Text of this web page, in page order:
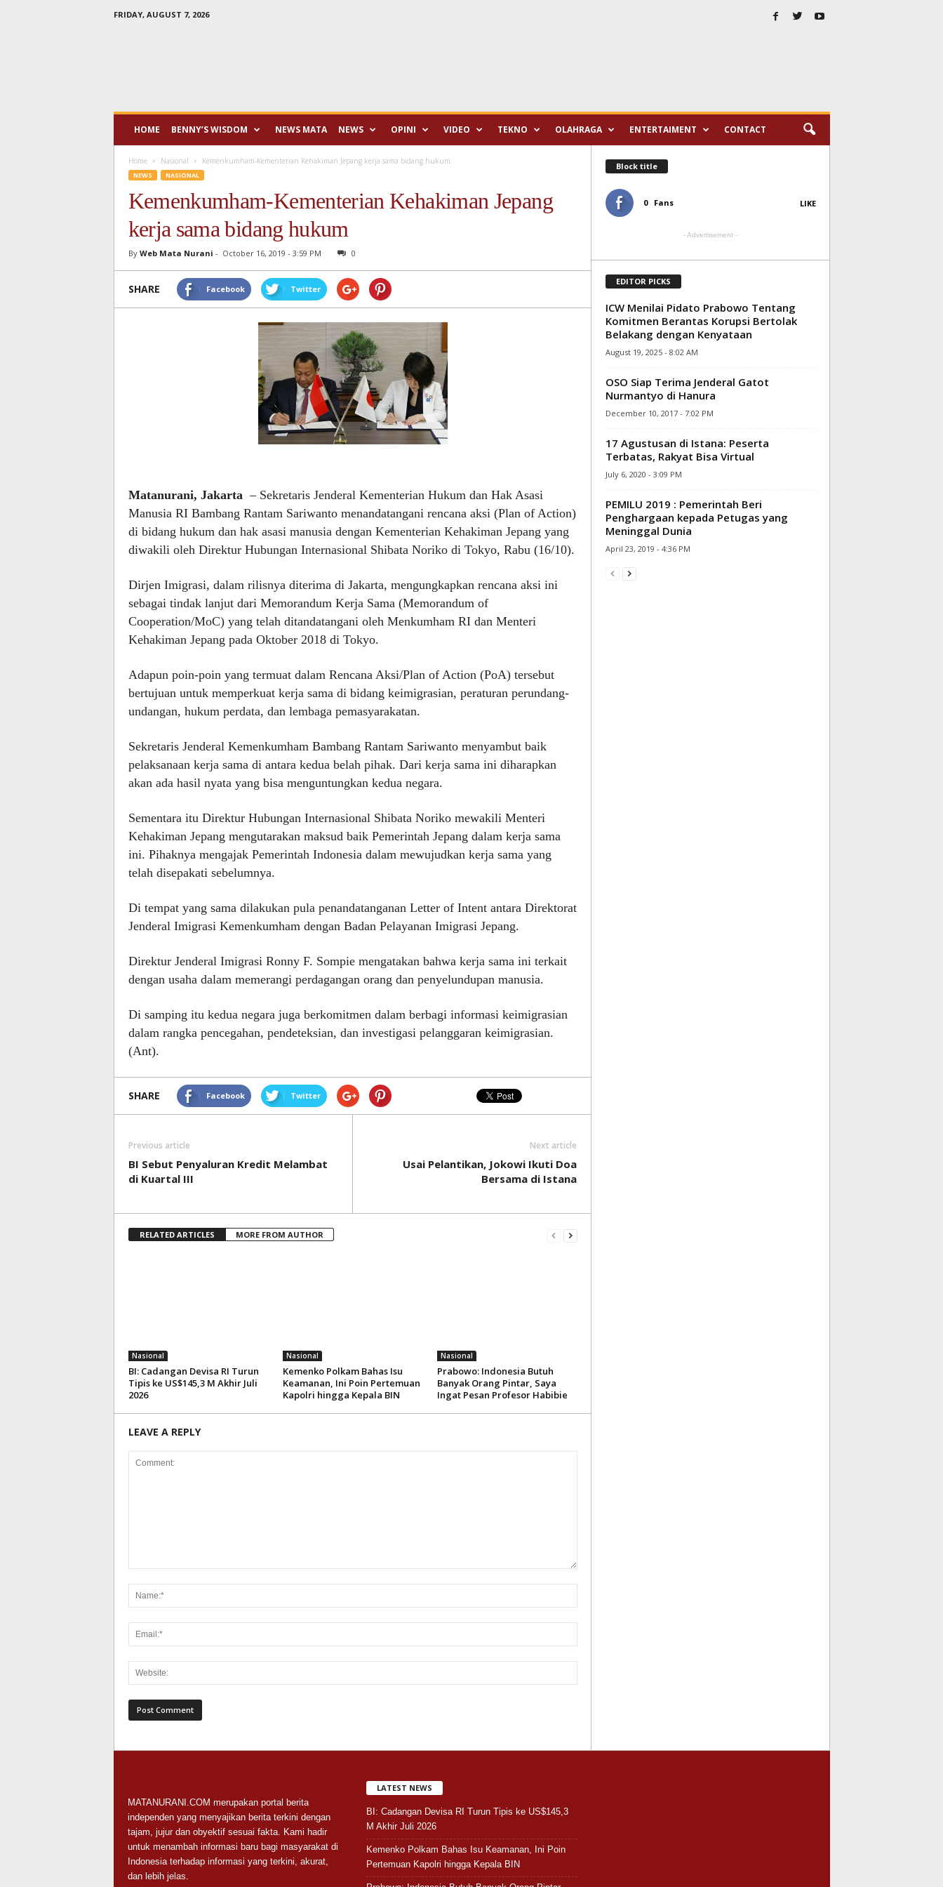
FRIDAY, AUGUST 7, 2026
HOME BENNY’S WISDOM NEWS MATA NEWS OPINI VIDEO TEKNO OLAHRAGA ENTERTAIMENT CONTACT
Home Nasional Kemenkumham-Kementerian Kehakiman Jepang kerja sama bidang hukum
NEWS NASIONAL
Kemenkumham-Kementerian Kehakiman Jepang
kerja sama bidang hukum
By Web Mata Nurani - October 16, 2019 - 3:59 PM 0
SHARE Facebook Twitter
Matanurani, Jakarta– Sekretaris Jenderal Kementerian Hukum dan Hak Asasi
Manusia RI Bambang Rantam Sariwanto menandatangani rencana aksi (Plan of Action)
di bidang hukum dan hak asasi manusia dengan Kementerian Kehakiman Jepang yang
diwakili oleh Direktur Hubungan Internasional Shibata Noriko di Tokyo, Rabu (16/10).
Dirjen Imigrasi, dalam rilisnya diterima di Jakarta, mengungkapkan rencana aksi ini
sebagai tindak lanjut dari Memorandum Kerja Sama (Memorandum of
Cooperation/MoC) yang telah ditandatangani oleh Menkumham RI dan Menteri
Kehakiman Jepang pada Oktober 2018 di Tokyo.
Adapun poin-poin yang termuat dalam Rencana Aksi/Plan of Action (PoA) tersebut
bertujuan untuk memperkuat kerja sama di bidang keimigrasian, peraturan perundang-
undangan, hukum perdata, dan lembaga pemasyarakatan.
Sekretaris Jenderal Kemenkumham Bambang Rantam Sariwanto menyambut baik
pelaksanaan kerja sama di antara kedua belah pihak. Dari kerja sama ini diharapkan
akan ada hasil nyata yang bisa menguntungkan kedua negara.
Sementara itu Direktur Hubungan Internasional Shibata Noriko mewakili Menteri
Kehakiman Jepang mengutarakan maksud baik Pemerintah Jepang dalam kerja sama
ini. Pihaknya mengajak Pemerintah Indonesia dalam mewujudkan kerja sama yang
telah disepakati sebelumnya.
Di tempat yang sama dilakukan pula penandatanganan Letter of Intent antara Direktorat
Jenderal Imigrasi Kemenkumham dengan Badan Pelayanan Imigrasi Jepang.
Direktur Jenderal Imigrasi Ronny F. Sompie mengatakan bahwa kerja sama ini terkait
dengan usaha dalam memerangi perdagangan orang dan penyelundupan manusia.
Di samping itu kedua negara juga berkomitmen dalam berbagi informasi keimigrasian
dalam rangka pencegahan, pendeteksian, dan investigasi pelanggaran keimigrasian.
(Ant).
SHARE Facebook Twitter
Previous article
BI Sebut Penyaluran Kredit Melambat
di Kuartal III
Next article
Usai Pelantikan, Jokowi Ikuti Doa
Bersama di Istana
RELATED ARTICLES MORE FROM AUTHOR
Nasional
BI: Cadangan Devisa RI Turun
Tipis ke US$145,3 M Akhir Juli
2026
Nasional
Kemenko Polkam Bahas Isu
Keamanan, Ini Poin Pertemuan
Kapolri hingga Kepala BIN
Nasional
Prabowo: Indonesia Butuh
Banyak Orang Pintar, Saya
Ingat Pesan Profesor Habibie
LEAVE A REPLY
Block title
0 Fans LIKE
- Advertisement -
EDITOR PICKS
ICW Menilai Pidato Prabowo Tentang
Komitmen Berantas Korupsi Bertolak
Belakang dengan Kenyataan
August 19, 2025 - 8:02 AM
OSO Siap Terima Jenderal Gatot
Nurmantyo di Hanura
December 10, 2017 - 7:02 PM
17 Agustusan di Istana: Peserta
Terbatas, Rakyat Bisa Virtual
July 6, 2020 - 3:09 PM
PEMILU 2019 : Pemerintah Beri
Penghargaan kepada Petugas yang
Meninggal Dunia
April 23, 2019 - 4:36 PM
MATANURANI.COM merupakan portal berita
independen yang menyajikan berita terkini dengan
tajam, jujur dan obyektif sesuai fakta. Kami hadir
untuk menambah informasi baru bagi masyarakat di
Indonesia terhadap informasi yang terkini, akurat,
dan lebih jelas.
LATEST NEWS
BI: Cadangan Devisa RI Turun Tipis ke US$145,3
M Akhir Juli 2026
Kemenko Polkam Bahas Isu Keamanan, Ini Poin
Pertemuan Kapolri hingga Kepala BIN